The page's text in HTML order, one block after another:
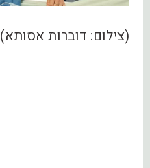
(צילום: דוברות אסותא)